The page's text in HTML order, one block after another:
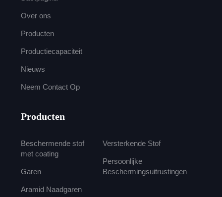
Over ons
Producten
Productiecapaciteit
Nieuws
Neem Contact Op
Producten
Beschermende stof
met coating
Garen
Aramid Naadgaren
Versterkende Stof
Persoonlijke
Beschermingsuitrustingen